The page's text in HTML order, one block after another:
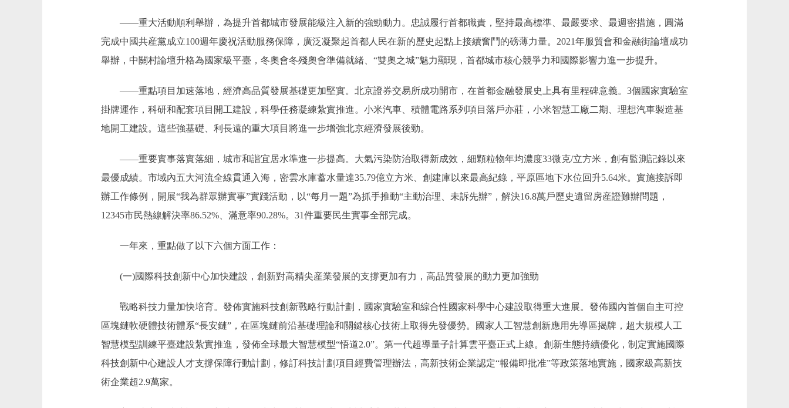
——重大活動順利舉辦，為提升首都城市發展能級注入新的強勁動力。忠誠履行首都職責，堅持最高標準、最嚴要求、最週密措施，圓滿
完成中國共産黨成立100週年慶祝活動服務保障，廣泛凝聚起首都人民在新的歷史起點上接續奮鬥的磅薄力量。2021年服貿會和金融街論壇成功
舉辦，中關村論壇升格為國家級平臺，冬奧會冬殘奧會準備就緒、“雙奧之城”魅力顯現，首都城市核心競爭力和國際影響力進一步提升。
——重點項目加速落地，經濟高品質發展基礎更加堅實。北京證券交易所成功開市，在首都金融發展史上具有里程碑意義。3個國家實驗室
掛牌運作，科研和配套項目開工建設，科學任務凝練紮實推進。小米汽車、積體電路系列項目落戶亦莊，小米智慧工廠二期、理想汽車製造基
地開工建設。這些強基礎、利長遠的重大項目將進一步增強北京經濟發展後勁。
——重要實事落實落細，城市和諧宜居水準進一步提高。大氣污染防治取得新成效，細顆粒物年均濃度33微克/立方米，創有監測記錄以來
最優成績。市域內五大河流全線貫通入海，密雲水庫蓄水量達35.79億立方米、創建庫以來最高紀錄，平原區地下水位回升5.64米。實施接訴即
辦工作條例，開展“我為群眾辦實事”實踐活動，以“每月一題”為抓手推動“主動治理、未訴先辦”，解決16.8萬戶歷史遺留房産證難辦問題，
12345市民熱線解決率86.52%、滿意率90.28%。31件重要民生實事全部完成。
一年來，重點做了以下六個方面工作：
(一)國際科技創新中心加快建設，創新對高精尖産業發展的支撐更加有力，高品質發展的動力更加強勁
戰略科技力量加快培育。發佈實施科技創新戰略行動計劃，國家實驗室和綜合性國家科學中心建設取得重大進展。發佈國內首個自主可控
區塊鏈軟硬體技術體系“長安鏈”，在區塊鏈前沿基礎理論和關鍵核心技術上取得先發優勢。國家人工智慧創新應用先導區揭牌，超大規模人工
智慧模型訓練平臺建設紮實推進，發佈全球最大智慧模型“悟道2.0”。第一代超導量子計算雲平臺正式上線。創新生態持續優化，制定實施國際
科技創新中心建設人才支撐保障行動計劃，修訂科技計劃項目經費管理辦法，高新技術企業認定“報備即批准”等政策落地實施，國家級高新技
術企業超2.9萬家。